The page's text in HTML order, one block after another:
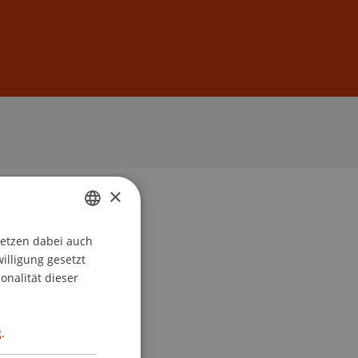
GERMAN
ENGLISH
×
dabei auch
gesetzt
dieser